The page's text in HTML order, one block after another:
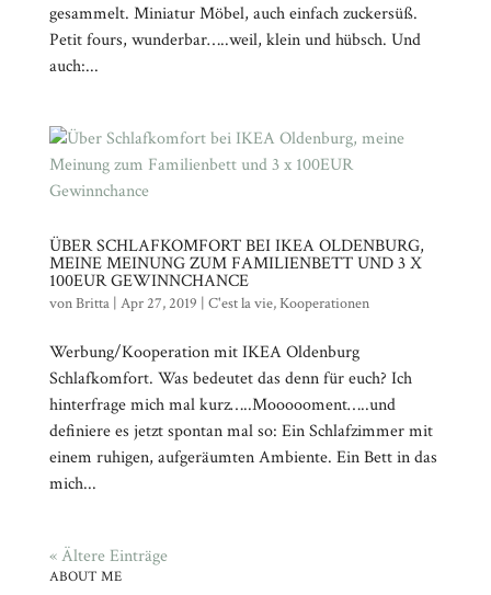
gesammelt. Miniatur Möbel, auch einfach zuckersüß.
Petit fours, wunderbar…..weil, klein und hübsch. Und
auch:...
ÜBER SCHLAFKOMFORT BEI IKEA OLDENBURG,
MEINE MEINUNG ZUM FAMILIENBETT UND 3 X
100EUR GEWINNCHANCE
vonBritta| Apr 27, 2019 | C'est la vie,Kooperationen
Werbung/Kooperation mit IKEA Oldenburg
Schlafkomfort. Was bedeutet das denn für euch? Ich
hinterfrage mich mal kurz…..Moooooment…..und
definiere es jetzt spontan mal so: Ein Schlafzimmer mit
einem ruhigen, aufgeräumten Ambiente. Ein Bett in das
mich...
« Ältere Einträge
ABOUT ME